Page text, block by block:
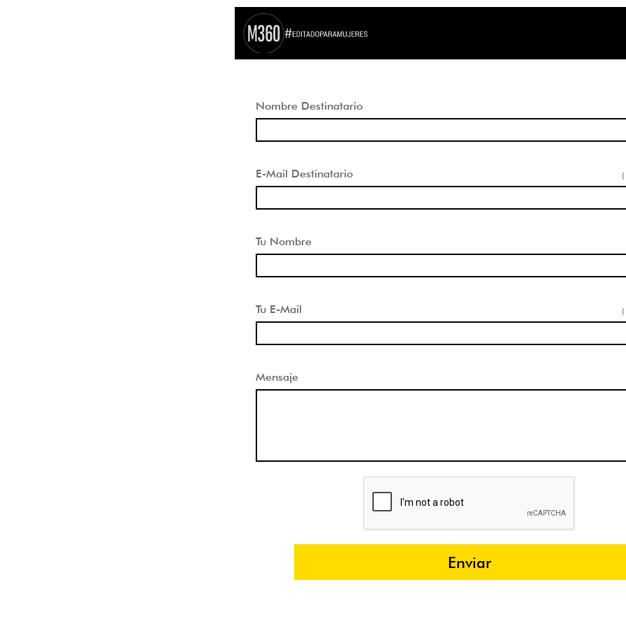
Nombre Destinatario
E-Mail Destinatario
Tu Nombre
Tu E-Mail
Mensaje